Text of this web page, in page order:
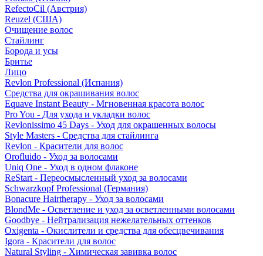
RefectoCil (Австрия)
Reuzel (США)
Очищение волос
Стайлинг
Борода и усы
Бритье
Лицо
Revlon Professional (Испания)
Средства для окрашивания волос
Equave Instant Beauty - Мгновенная красота волос
Pro You - Для ухода и укладки волос
Revlonissimo 45 Days - Уход для окрашенных волосы
Style Masters - Средства для стайлинга
Revlon - Красители для волос
Orofluido - Уход за волосами
Uniq One - Уход в одном флаконе
ReStart - Переосмысленный уход за волосами
Schwarzkopf Professional (Германия)
Bonacure Hairtherapy - Уход за волосами
BlondMe - Осветление и уход за осветленными волосами
Goodbye - Нейтрализация нежелательных оттенков
Oxigenta - Окислители и средства для обесцвечивания
Igora - Красители для волос
Natural Styling - Химическая завивка волос